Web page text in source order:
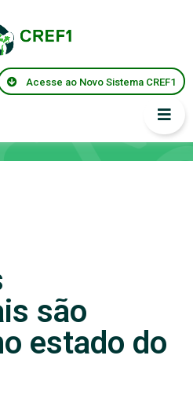
Acesse ao Novo Sistema CREF1
são
estado do